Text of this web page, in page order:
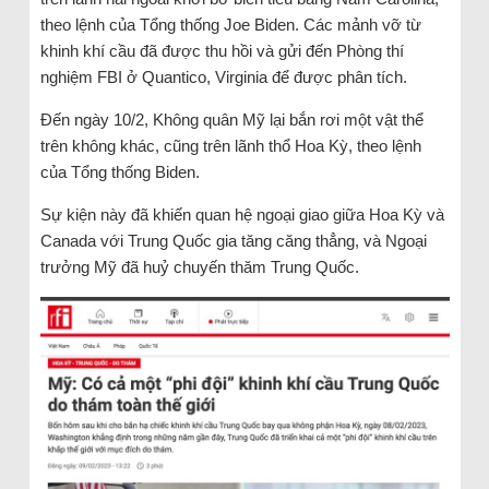
theo lệnh của Tổng thống Joe Biden. Các mảnh vỡ từ
khinh khí cầu đã được thu hồi và gửi đến Phòng thí
nghiệm FBI ở Quantico, Virginia để được phân tích.
Đến ngày 10/2, Không quân Mỹ lại bắn rơi một vật thể
trên không khác, cũng trên lãnh thổ Hoa Kỳ, theo lệnh
của Tổng thống Biden.
Sự kiện này đã khiến quan hệ ngoại giao giữa Hoa Kỳ và
Canada với Trung Quốc gia tăng căng thẳng, và Ngoại
trưởng Mỹ đã huỷ chuyến thăm Trung Quốc.